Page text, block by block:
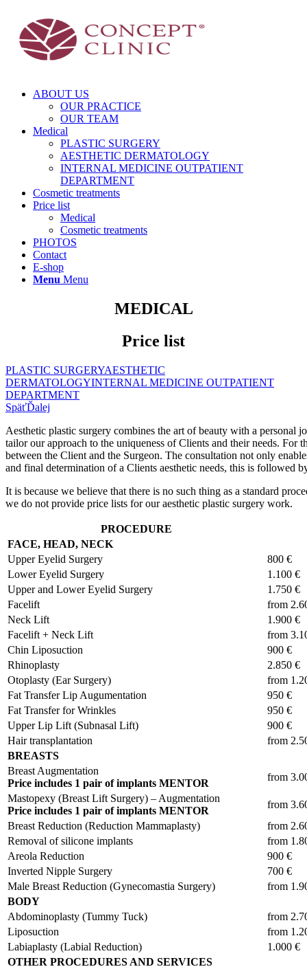
ABOUT US
OUR PRACTICE
OUR TEAM
Medical
PLASTIC SURGERY
AESTHETIC DERMATOLOGY
INTERNAL MEDICINE OUTPATIENT
DEPARTMENT
Cosmetic treatments
Price list
Medical
Cosmetic treatments
PHOTOS
Contact
E-shop
Menu Menu
MEDICAL
Price list
PLASTIC SURGERYAESTHETIC
DERMATOLOGYINTERNAL MEDICINE OUTPATIENT
DEPARTMENT
SpäťĎalej
Aesthetic plastic surgery combines the art of beauty with a personal
tailor our approach to the uniqueness of Clients and their needs. For
between the Client and the Surgeon. The consultation not only
and final determination of a Clients aesthetic needs, this is followed
It is because we believe that there is no such thing as a standard
we do not provide price lists for our aesthetic plastic surgery work.
PROCEDURE
FACE, HEAD, NECK
Upper Eyelid Surgery
800 €
Lower Eyelid Surgery
1.100 €
Upper and Lower Eyelid Surgery
1.750 €
Facelift
from
Neck Lift
1.900 €
Facelift + Neck Lift
from
Chin Liposuction
900 €
Rhinoplasty
2.850 €
Otoplasty (Ear Surgery)
from
Fat Transfer Lip Augumentation
950 €
Fat Transfer for Wrinkles
950 €
Upper Lip Lift (Subnasal Lift)
900 €
Hair transplantation
from
BREASTS
Breast Augmentation
Price includes 1 pair of implants MENTOR
from
Mastopexy (Breast Lift Surgery) – Augmentation
Price includes 1 pair of implants MENTOR
from
Breast Reduction (Reduction Mammaplasty)
from
Removal of silicone implants
from
Areola Reduction
900 €
Inverted Nipple Surgery
700 €
Male Breast Reduction (Gynecomastia Surgery)
from
BODY
Abdominoplasty (Tummy Tuck)
from
Liposuction
from
Labiaplasty (Labial Reduction)
1.000 €
OTHER PROCEDURES AND SERVICES